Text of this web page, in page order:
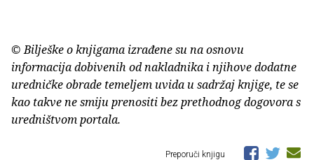
© Bilješke o knjigama izrađene su na osnovu
informacija dobivenih od nakladnika i njihove dodatne
uredničke obrade temeljem uvida u sadržaj knjige, te se
kao takve ne smiju prenositi bez prethodnog dogovora s
uredništvom portala.
Preporuči knjigu